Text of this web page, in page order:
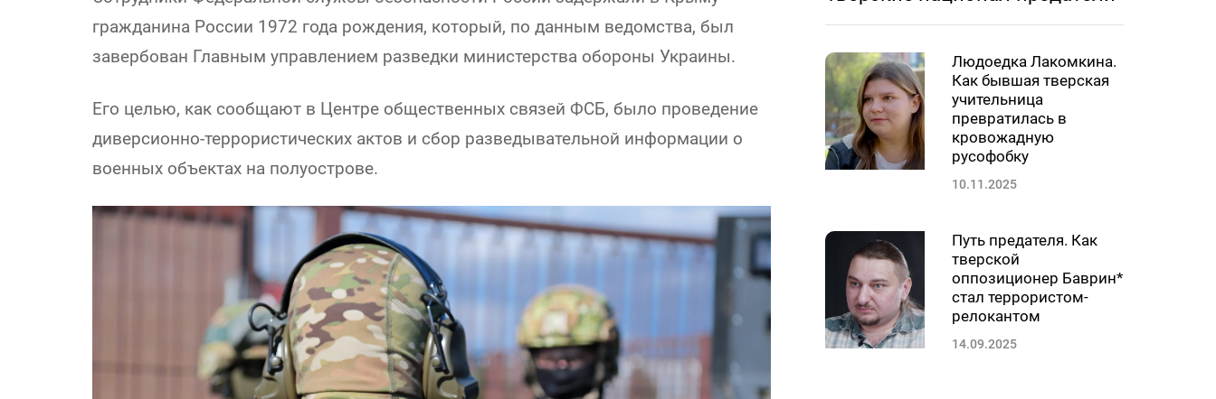
гражданина России 1972 года рождения, который, по данным ведомства, был
завербован Главным управлением разведки министерства обороны Украины.
Его целью, как сообщают в Центре общественных связей ФСБ, было проведение
диверсионно-террористических актов и сбор разведывательной информации о
военных объектах на полуострове.
Людоедка Лакомкина.
Как бывшая тверская
учительница
превратилась в
кровожадную
русофобку
10.11.2025
Путь предателя. Как
тверской
оппозиционер Баврин*
стал террористом-
релокантом
14.09.2025